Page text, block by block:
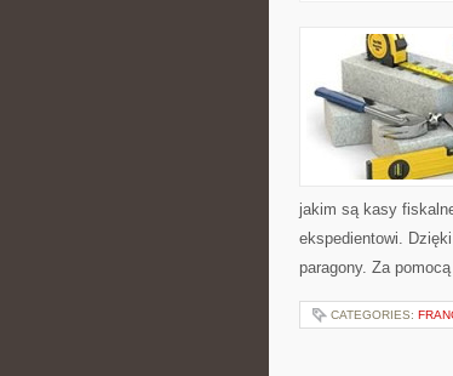
jakim są kasy
ekspedientowi.
paragony. Za
CATEGORIES: